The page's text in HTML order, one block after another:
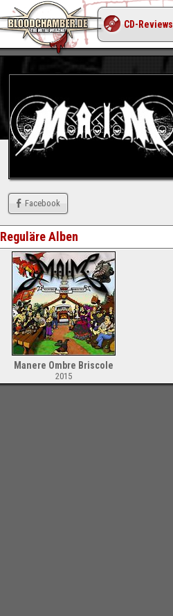
Facebook
Reguläre Alben
Manere Ombre Briscole
2015
CD-Reviews